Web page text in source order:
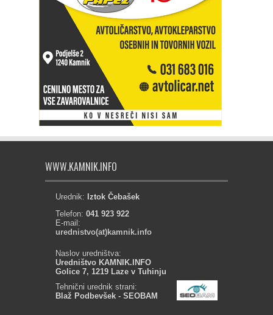
WWW.KAMNIK.INFO
Urednik: Iztok Čebašek
Telefon: 041 923 922
E-mail:
urednistvo(at)kamnik.info
Naslov uredništva:
Uredništvo KAMNIK.INFO
Golice 7, 1219 Laze v Tuhinju
Tehnični urednik strani:
Blaž Podbevšek - SEOBAM